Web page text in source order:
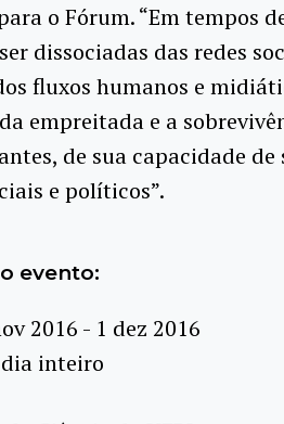
o Fórum. “Em tempos
dissociadas das redes
fluxos humanos e
empreitada e a
de sua capacidade
e políticos”.
evento:
2016 - 1 dez 2016
inteiro